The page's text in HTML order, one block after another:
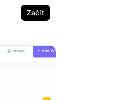
Začít